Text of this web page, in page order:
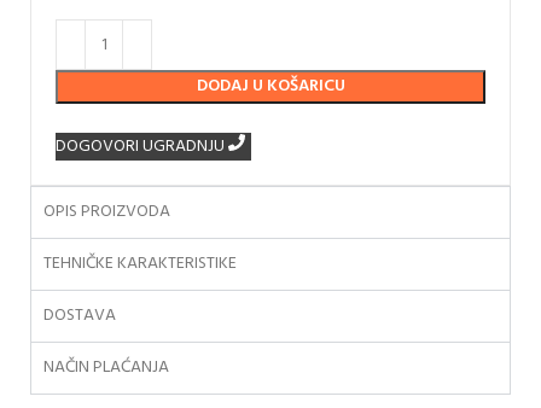
DODAJ U KOŠARICU
DOGOVORI UGRADNJU
OPIS PROIZVODA
TEHNIČKE KARAKTERISTIKE
DOSTAVA
NAČIN PLAĆANJA